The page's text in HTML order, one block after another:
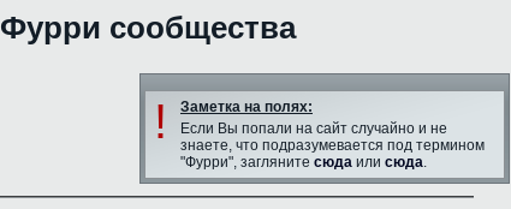
Фурри сообщества
!
Заметка на полях:
Если Вы попали на сайт случайно и не
знаете, что подразумевается под термином
"Фурри", загляните сюда или сюда.